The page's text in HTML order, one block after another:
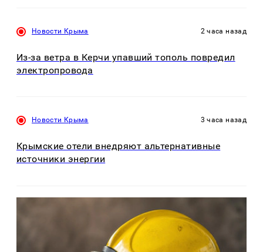
Новости Крыма 2 часа назад
Из-за ветра в Керчи упавший тополь повредил
электропровода
Новости Крыма 3 часа назад
Крымские отели внедряют альтернативные
источники энергии